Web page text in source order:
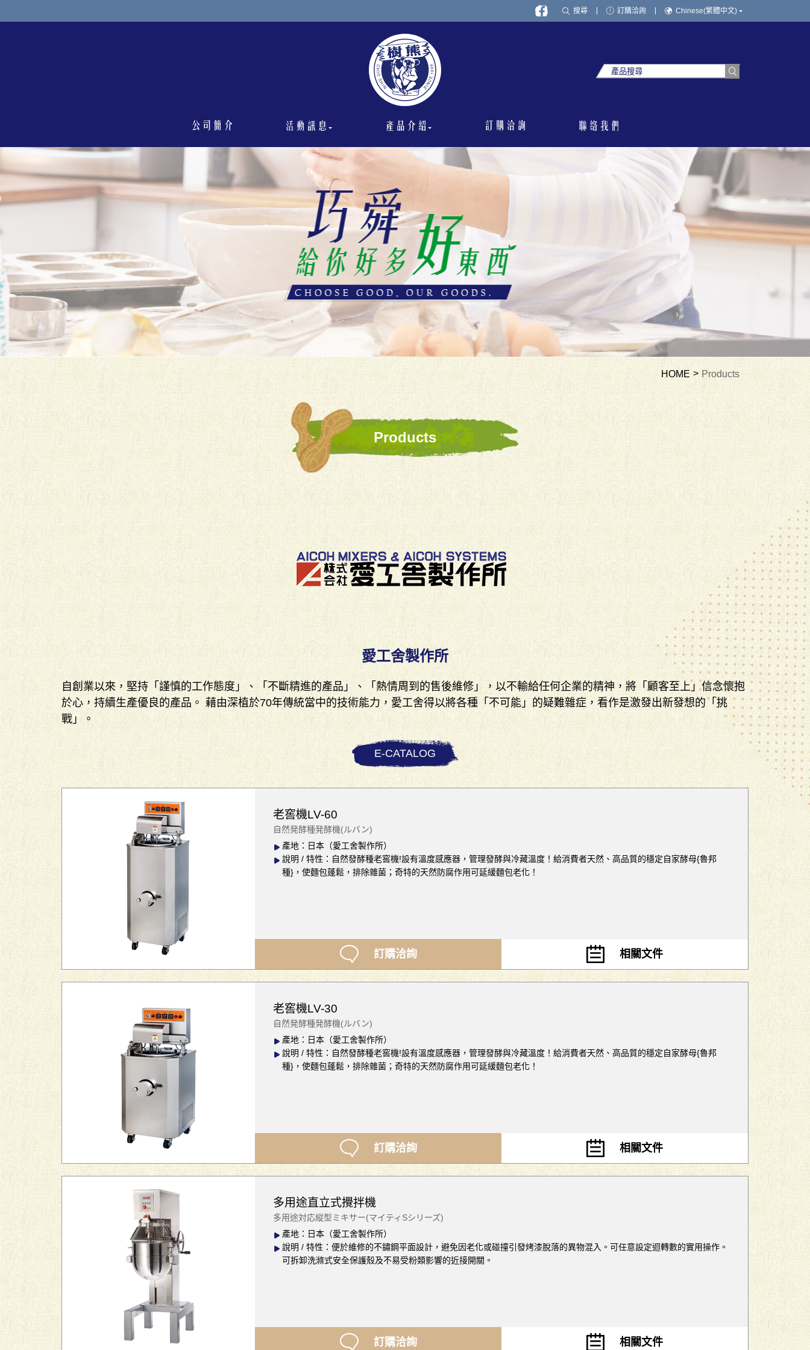
搜尋 訂購洽詢 Chinese(繁體中文)
HOME Products
Products
愛工舍製作所
自創業以來，堅持「謹慎的工作態度」、「不斷精進的產品」、「熱情周到的售後維修」，以不輸給任何企業的精神，將「顧客至上」信念懷抱
於心，持續生產優良的產品。 藉由深植於70年傳統當中的技術能力，愛工舍得以將各種「不可能」的疑難雜症，看作是激發出新發想的「挑
戰」。
E-CATALOG
老窖機LV-60
自然発酵種発酵機(ルバン)
產地：日本（愛工舍製作所）
說明 / 特性：自然發酵種老窖機!設有溫度感應器，管理發酵與冷藏溫度！給消費者天然、高品質的穩定自家酵母{魯邦
種}，使麵包蓬鬆，排除雜菌；奇特的天然防腐作用可延緩麵包老化！
訂購洽詢 相關文件
老窖機LV-30
自然発酵種発酵機(ルバン)
產地：日本（愛工舍製作所）
說明 / 特性：自然發酵種老窖機!設有溫度感應器，管理發酵與冷藏溫度！給消費者天然、高品質的穩定自家酵母{魯邦
種}，使麵包蓬鬆，排除雜菌；奇特的天然防腐作用可延緩麵包老化！
訂購洽詢 相關文件
多用途直立式攪拌機
多用途対応縦型ミキサー(マイティSシリーズ)
產地：日本（愛工舍製作所）
說明 / 特性：便於維修的不鏽鋼平面設計，避免因老化或碰撞引發烤漆脫落的異物混入。可任意設定迴轉數的實用操作。
可拆卸洗滌式安全保護殼及不易受粉類影響的近接開關。
訂購洽詢 相關文件